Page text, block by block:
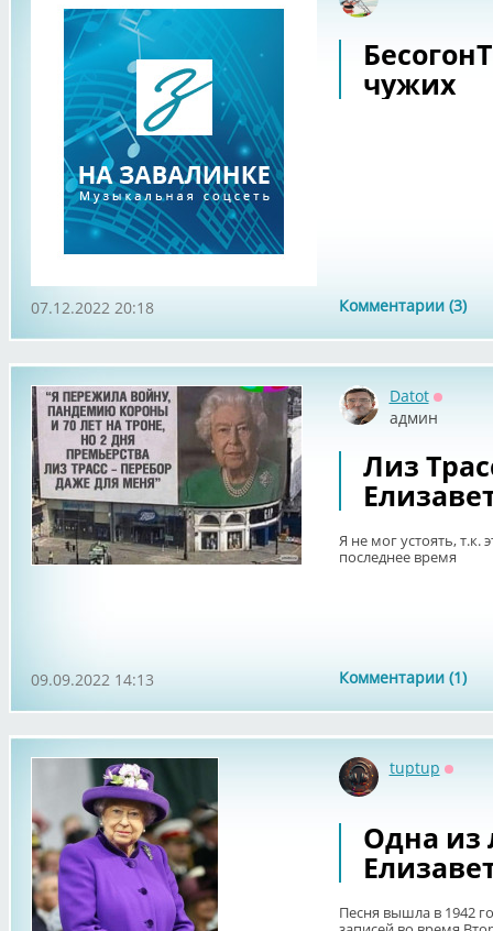
чужих
Комментарии (3)
07.12.2022 20:18
Datot
админ
Лиз
Я не мог устоять, т.к.
последнее время
Комментарии (1)
09.09.2022 14:13
tuptup
Одна из
Песня вышла в 1942